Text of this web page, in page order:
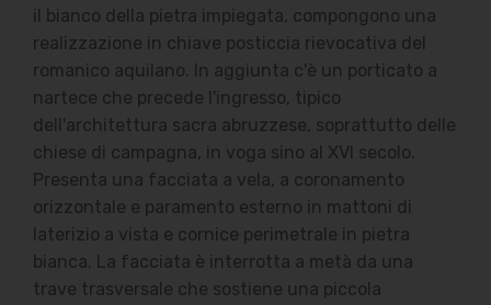
il bianco della pietra impiegata, compongono una
realizzazione in chiave posticcia rievocativa del
romanico aquilano. In aggiunta c'è un porticato a
nartece che precede l'ingresso, tipico
dell'architettura sacra abruzzese, soprattutto delle
chiese di campagna, in voga sino al XVI secolo.
Presenta una facciata a vela, a coronamento
orizzontale e paramento esterno in mattoni di
laterizio a vista e cornice perimetrale in pietra
bianca. La facciata è interrotta a metà da una
trave trasversale che sostiene una piccola